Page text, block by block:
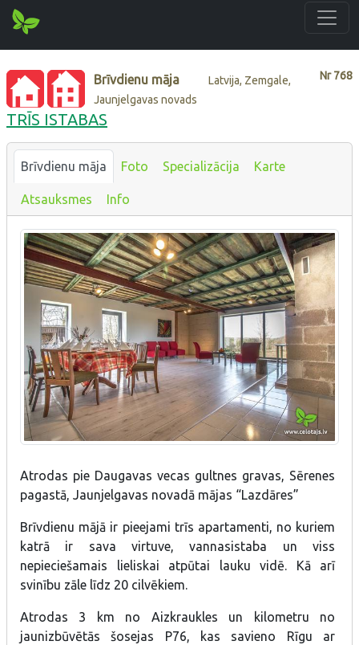
Nr768
Brīvdienu māja
Latvija, Zemgale,
Jaunjelgavas novads
TRĪS ISTABAS
Brīvdienu māja Foto Specializācija Karte
Atsauksmes Info
Atrodas pie Daugavas vecas gultnes gravas, Sērenes
pagastā, Jaunjelgavas novadā mājas “Lazdāres”
Brīvdienu mājā ir pieejami trīs apartamenti, no kuriem
katrā ir sava virtuve, vannasistaba un viss
nepieciešamais lieliskai atpūtai lauku vidē. Kā arī
svinību zāle līdz 20 cilvēkiem.
Atrodas 3 km no Aizkraukles un kilometru no
jaunizbūvētās šosejas P76, kas savieno Rīgu ar